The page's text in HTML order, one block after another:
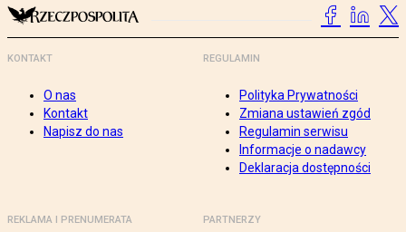
KONTAKT
O nas
Kontakt
Napisz do nas
REGULAMIN
Polityka Prywatności
Zmiana ustawień zgód
Regulamin serwisu
Informacje o nadawcy
Deklaracja dostępności
REKLAMA I PRENUMERATA PARTNERZY